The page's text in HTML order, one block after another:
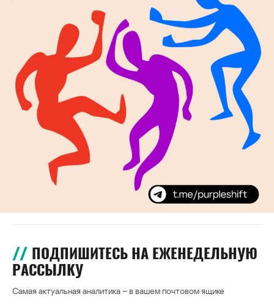
ПОДПИШИТЕСЬ НА ЕЖЕНЕДЕЛЬНУЮ
РАССЫЛКУ
Самая актуальная аналитика – в вашем почтовом ящике